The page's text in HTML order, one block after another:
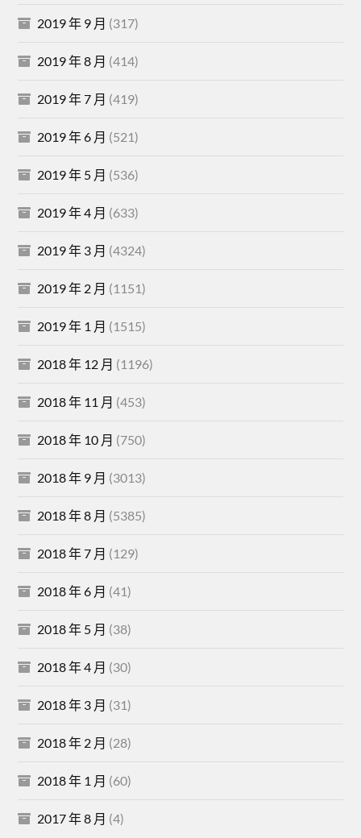
2019 年 9 月 (317)
2019 年 8 月 (414)
2019 年 7 月 (419)
2019 年 6 月 (521)
2019 年 5 月 (536)
2019 年 4 月 (633)
2019 年 3 月 (4324)
2019 年 2 月 (1151)
2019 年 1 月 (1515)
2018 年 12 月 (1196)
2018 年 11 月 (453)
2018 年 10 月 (750)
2018 年 9 月 (3013)
2018 年 8 月 (5385)
2018 年 7 月 (129)
2018 年 6 月 (41)
2018 年 5 月 (38)
2018 年 4 月 (30)
2018 年 3 月 (31)
2018 年 2 月 (28)
2018 年 1 月 (60)
2017 年 8 月 (4)